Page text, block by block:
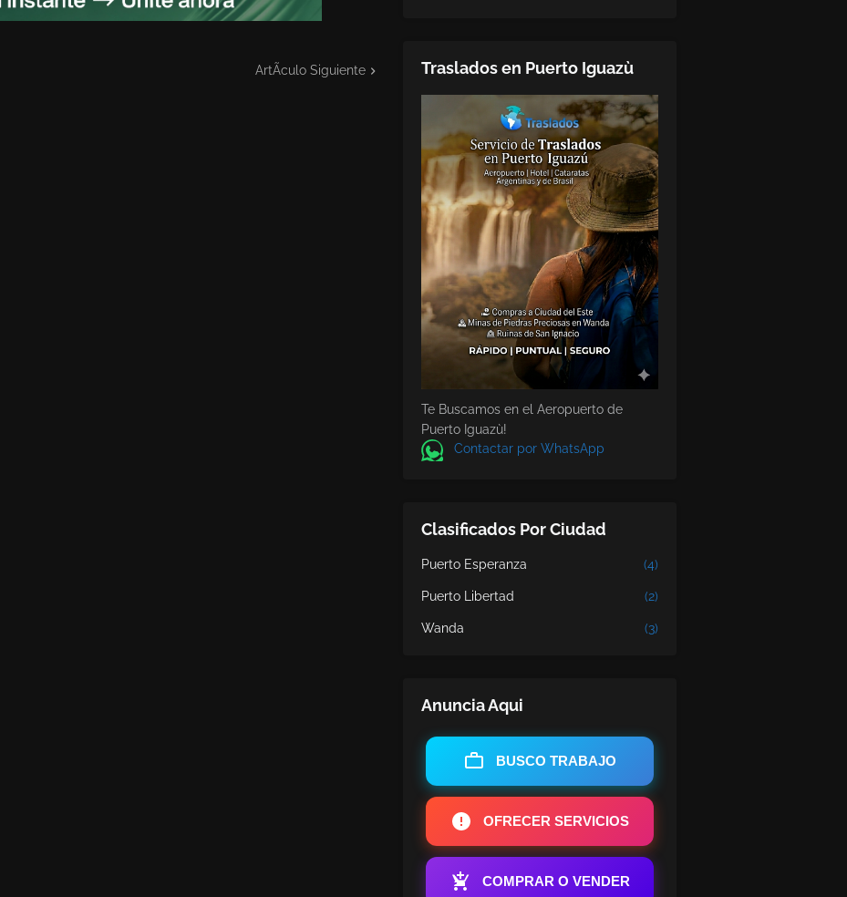
ArtÃ­culo Siguiente Traslados en Puerto Iguazù
Te Buscamos en el Aeropuerto de
Puerto Iguazù!
Contactar por WhatsApp
Clasificados Por Ciudad
Puerto Esperanza (4)
Puerto Libertad (2)
Wanda (3)
Anuncia Aqui
BUSCO TRABAJO
OFRECER SERVICIOS
COMPRAR O VENDER